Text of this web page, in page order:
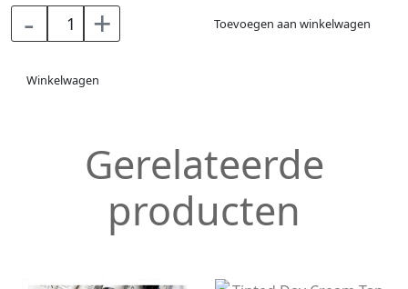
- + Toevoegen aan winkelwagen
Winkelwagen
Gerelateerde
producten